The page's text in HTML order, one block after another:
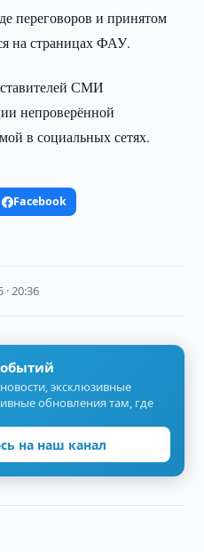
переговоров и принятом
на страницах ФАУ.
СМИ
непроверённой
в социальных сетях.
Facebook
· 20:36
эксклюзивные
обновления там, где
на наш канал